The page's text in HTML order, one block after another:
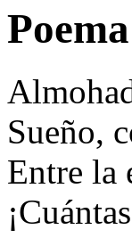
Sueño,
Entre la